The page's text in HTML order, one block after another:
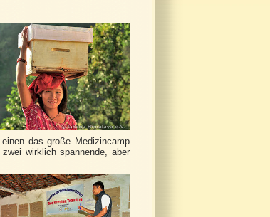
das große Medizincamp
wirklich spannende, aber